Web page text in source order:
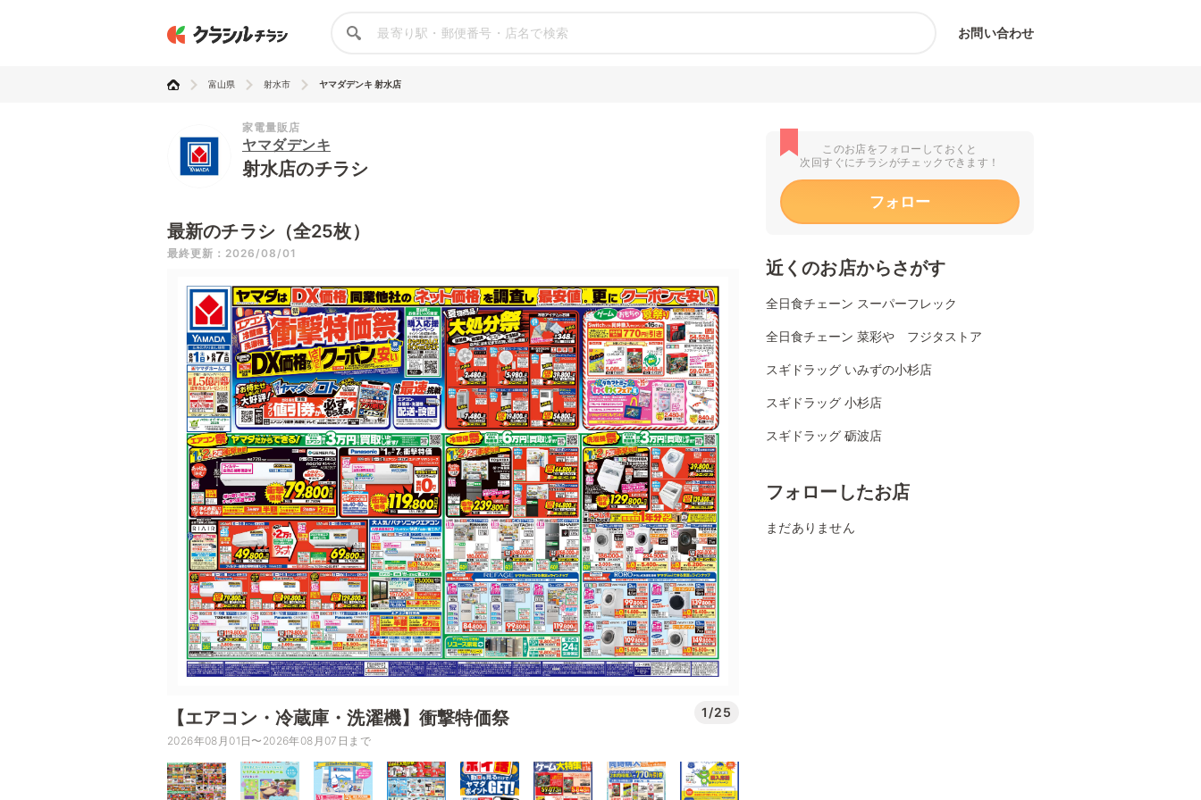
お問い合わせ
富山県 射水市 ヤマダデンキ 射水店
家電量販店
ヤマダデンキ
射水店のチラシ
最新のチラシ（全25枚）
最終更新：2026/08/01
【エアコン・冷蔵庫・洗濯機】衝撃特価祭 1/25
2026年08月01日〜2026年08月07日まで
このお店をフォローしておくと
次回すぐにチラシがチェックできます！
フォロー
近くのお店からさがす
全日食チェーン スーパーフレック
全日食チェーン 菜彩や フジタストア
スギドラッグ いみずの小杉店
スギドラッグ 小杉店
スギドラッグ 砺波店
フォローしたお店
まだありません